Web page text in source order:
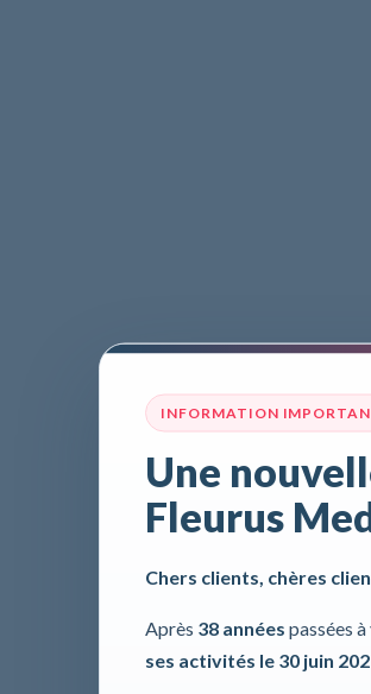
INFORMATION
Une
Fleurus
Chers clients, chères
Après 38 années passées
ses activités le 30 juin